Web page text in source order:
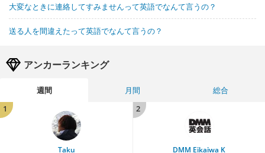
大変なときに連絡してすみませんって英語でなんて言うの？
送る人を間違えたって英語でなんて言うの？
アンカーランキング
週間 月間
総合
1
Taku
2
DMM Eikaiwa K